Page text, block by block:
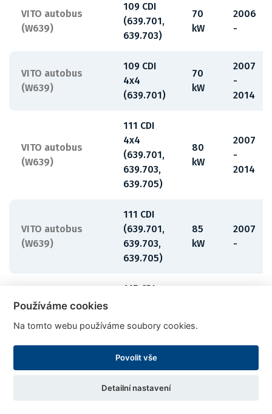
VITO autobus
(W639)
109 CDI
(639.701,
639.703)
70
kW
2006
-
VITO autobus
(W639)
109 CDI
4x4
(639.701)
70
kW
2007
-
2014
VITO autobus
(W639)
111 CDI
4x4
(639.701,
639.703,
639.705)
80
kW
2007
-
2014
VITO autobus
(W639)
111 CDI
(639.701,
639.703,
639.705)
85
kW
2007
-
VITO autobus
115 CDI
639.705)
Používáme cookies
Na tomto webu používáme soubory cookies.
Povolit vše
Detailní nastavení